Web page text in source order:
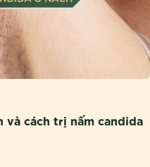
và cách trị nấm candida